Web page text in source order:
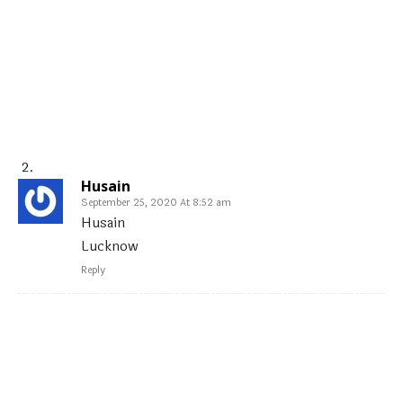
Husain
September 25, 2020 At 8:52 am
Husain
Lucknow
Reply